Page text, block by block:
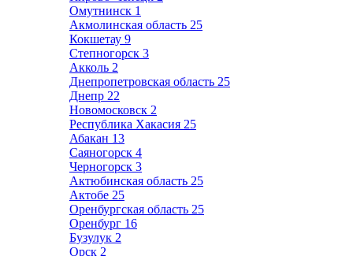
Омутнинск 1
Акмолинская область 25
Кокшетау 9
Степногорск 3
Акколь 2
Днепропетровская область 25
Днепр 22
Новомосковск 2
Республика Хакасия 25
Абакан 13
Саяногорск 4
Черногорск 3
Актюбинская область 25
Актобе 25
Оренбургская область 25
Оренбург 16
Бузулук 2
Орск 2